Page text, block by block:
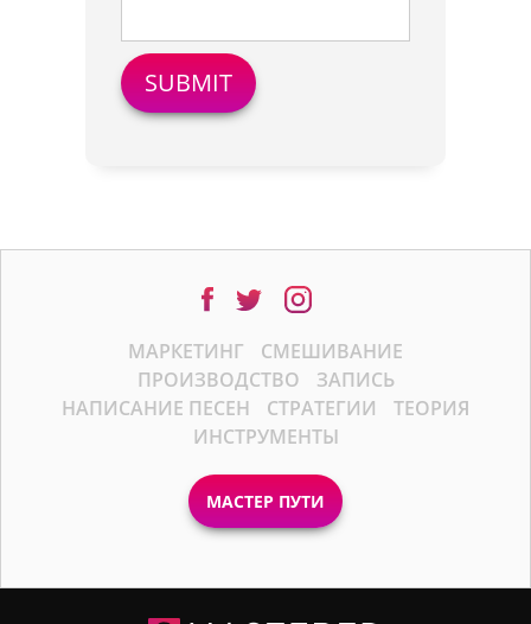
МАРКЕТИНГ
СМЕШИВАНИЕ
ПРОИЗВОДСТВО
ЗАПИСЬ
НАПИСАНИЕ ПЕСЕН
СТРАТЕГИИ
ТЕОРИЯ
ИНСТРУМЕНТЫ
МАСТЕР ПУТИ